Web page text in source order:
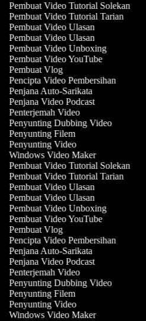
Pembuat Video Tutorial Solekan
Pembuat Video Tutorial Tarian
Pembuat Video Ulasan
Pembuat Video Ulasan
Pembuat Video Unboxing
Pembuat Video YouTube
Pembuat Vlog
Pencipta Video Pembersihan
Penjana Auto-Sarikata
Penjana Video Podcast
Penterjemah Video
Penyunting Dubbing Video
Penyunting Filem
Penyunting Video
Windows Video Maker
Pembuat Video Tutorial Solekan
Pembuat Video Tutorial Tarian
Pembuat Video Ulasan
Pembuat Video Ulasan
Pembuat Video Unboxing
Pembuat Video YouTube
Pembuat Vlog
Pencipta Video Pembersihan
Penjana Auto-Sarikata
Penjana Video Podcast
Penterjemah Video
Penyunting Dubbing Video
Penyunting Filem
Penyunting Video
Windows Video Maker